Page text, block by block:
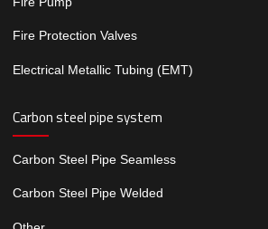
Fire Protection Valves
Electrical Metallic Tubing (EMT)
Carbon steel pipe system
Carbon Steel Pipe Seamless
Carbon Steel Pipe Welded